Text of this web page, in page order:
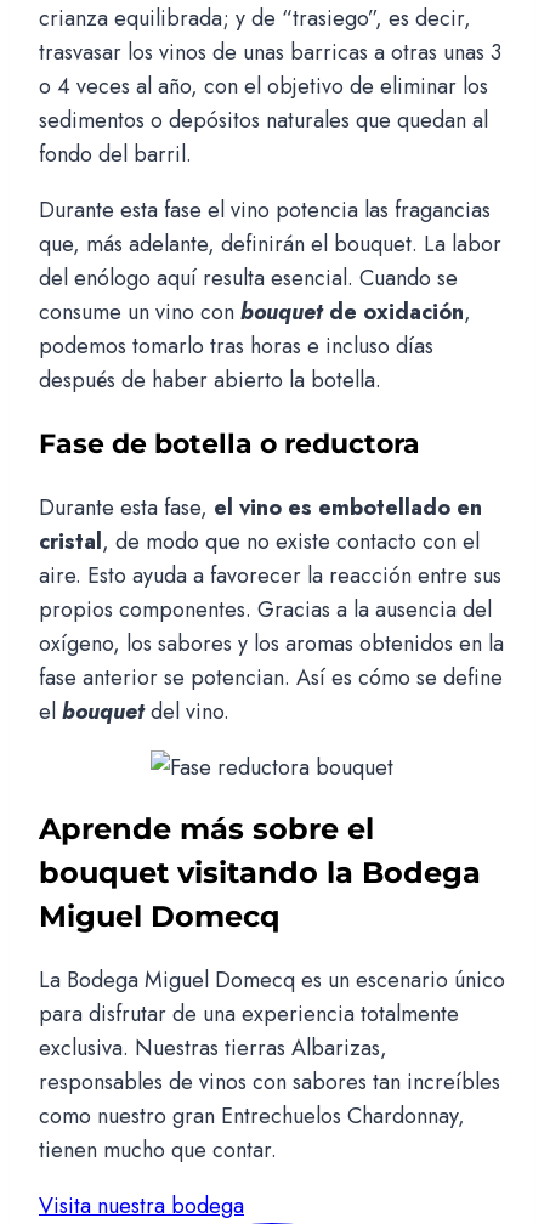
crianza equilibrada; y de “trasiego”, es decir,
trasvasar los vinos de unas barricas a otras unas 3
o 4 veces al año, con el objetivo de eliminar los
sedimentos o depósitos naturales que quedan al
fondo del barril.
Durante esta fase el vino potencia las fragancias
que, más adelante, definirán el bouquet. La labor
del enólogo aquí resulta esencial. Cuando se
consume un vino conbouquetde oxidación,
podemos tomarlo tras horas e incluso días
después de haber abierto la botella.
Fase de botella o reductora
Durante esta fase, el vino es embotellado en
cristal, de modo que no existe contacto con el
aire. Esto ayuda a favorecer la reacción entre sus
propios componentes. Gracias a la ausencia del
oxígeno, los sabores y los aromas obtenidos en la
fase anterior se potencian. Así es cómo se define
elbouquetdel vino.
Aprende más sobre el
bouquet visitando la Bodega
Miguel Domecq
La Bodega Miguel Domecq es un escenario único
para disfrutar de una experiencia totalmente
exclusiva. Nuestras tierras Albarizas,
responsables de vinos con sabores tan increíbles
como nuestro gran Entrechuelos Chardonnay,
tienen mucho que contar.
Visita nuestra bodega